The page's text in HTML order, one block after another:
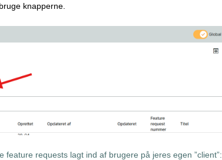
at bruge knapperne.
feature requests lagt ind af brugere på jeres egen ”client”: